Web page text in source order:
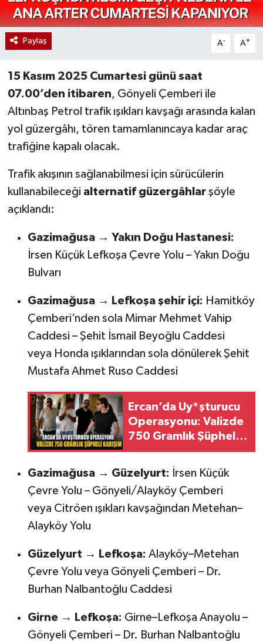
Paylaş A- A+
15 Kasım 2025 Cumartesi günü saat
07.00’den itibaren, Gönyeli Çemberi ile
Altınbaş Petrol trafik ışıkları kavşağı arasında kalan
yol güzergâhı, tören tamamlanıncaya kadar araç
trafiğine kapalı olacak.
Trafik akışının sağlanabilmesi için sürücülerin
kullanabileceği alternatif güzergâhlarşöyle
açıklandı:
Gazimağusa → Yakın Doğu Hastanesi:
İrsen Küçük Lefkoşa Çevre Yolu – Yakın Doğu
Bulvarı
Gazimağusa → Lefkoşa şehir içi: Hamitköy
Çemberi’nden sola Mimar Mehmet Vahip
Caddesi – Şehit İsmail Beyoğlu Caddesi
veya Honda ışıklarından sola dönülerek Şehit
Mustafa Ahmet Ruso Caddesi
Ercan’da Uy*şturucu
Operasyonu: Valizde
750 Gramlık Şüpheli
Karışım
Gazimağusa → Güzelyurt: İrsen Küçük
Çevre Yolu – Gönyeli/Alayköy Çemberi
veya Citröen ışıkları kavşağından Metehan–
Alayköy Yolu
Güzelyurt → Lefkoşa: Alayköy–Metehan
Çevre Yolu veya Gönyeli Çemberi – Dr.
Burhan Nalbantoğlu Caddesi
Girne → Lefkoşa: Girne–Lefkoşa Anayolu –
Gönyeli Çemberi – Dr. Burhan Nalbantoğlu